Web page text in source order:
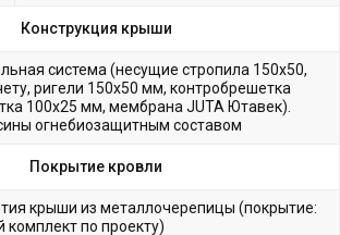
Конструкция крыши
система (несущие стропила 150х50,
ригели 150х50 мм, контробрешетка
100х25 мм, мембрана JUTA Ютавек).
огнебиозащитным составом
Покрытие кровли
крыши из металлочерепицы (покрытие:
комплект по проекту)